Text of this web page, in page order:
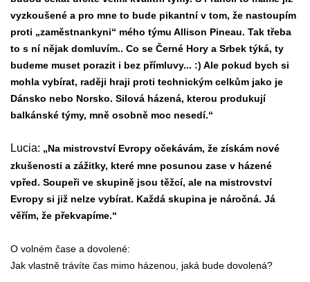
vyzkoušené a pro mne to bude pikantní v tom, že nastoupím
proti „zaměstnankyni“ mého týmu Allison Pineau. Tak třeba
to s ní nějak domluvím.. Co se Černé Hory a Srbek týká, ty
budeme muset porazit i bez přímluvy... :) Ale pokud bych si
mohla vybírat, raději hraji proti technickým celkům jako je
Dánsko nebo Norsko. Silová házená, kterou produkují
balkánské týmy, mně osobně moc nesedí.“
Lucia: „Na mistrovství Evropy očekávám, že získám nové
zkušenosti a zážitky, které mne posunou zase v házené
vpřed. Soupeři ve skupině jsou těžcí, ale na mistrovství
Evropy si již nelze vybírat. Každá skupina je náročná. Já
věřím, že překvapíme.“
O volném čase a dovolené:
Jak vlastně trávíte čas mimo házenou, jaká bude dovolená?